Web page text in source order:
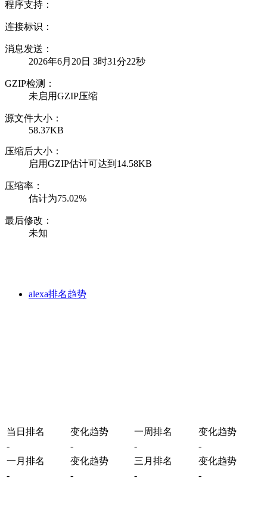
程序支持：
连接标识：
消息发送：
2026年6月20日 3时31分22秒
GZIP检测：
未启用GZIP压缩
源文件大小：
58.37KB
压缩后大小：
启用GZIP估计可达到14.58KB
压缩率：
估计为75.02%
最后修改：
未知
alexa排名趋势
当日排名 变化趋势 一周排名
变化趋势
-
- -
-
一月排名
变化趋势 三月排名
变化趋势
-
- - -